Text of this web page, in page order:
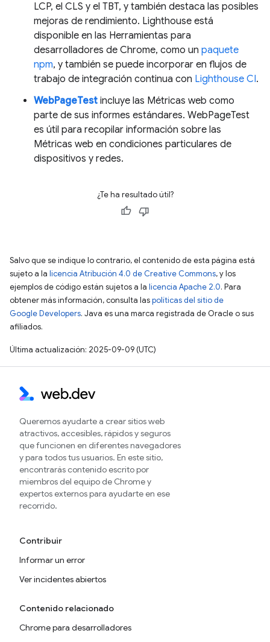
LCP, el CLS y el TBT, y también destaca las posibles
mejoras de rendimiento. Lighthouse está
disponible en las Herramientas para
desarrolladores de Chrome, como un paquete
npm, y también se puede incorporar en flujos de
trabajo de integración continua con Lighthouse CI.
WebPageTest incluye las Métricas web como
parte de sus informes estándares. WebPageTest
es útil para recopilar información sobre las
Métricas web en condiciones particulares de
dispositivos y redes.
¿Te ha resultado útil?
Salvo que se indique lo contrario, el contenido de esta página está
sujeto a la licencia Atribución 4.0 de Creative Commons, y los
ejemplos de código están sujetos a la licencia Apache 2.0. Para
obtener más información, consulta laspolíticas del sitio de
Google Developers. Java es una marca registrada de Oracle o sus
afiliados.
Última actualización: 2025-09-09 (UTC)
Queremos ayudarte a crear sitios web
atractivos, accesibles, rápidos y seguros
que funcionen en diferentes navegadores
y para todos tus usuarios. En este sitio,
encontrarás contenido escrito por
miembros del equipo de Chrome y
expertos externos para ayudarte en ese
recorrido.
Contribuir
Informar un error
Ver incidentes abiertos
Contenido relacionado
Chrome para desarrolladores